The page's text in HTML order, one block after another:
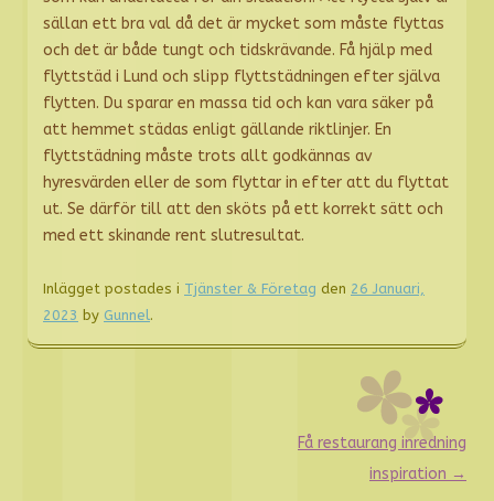
sällan ett bra val då det är mycket som måste flyttas
och det är både tungt och tidskrävande. Få hjälp med
flyttstäd i Lund och slipp flyttstädningen efter själva
flytten. Du sparar en massa tid och kan vara säker på
att hemmet städas enligt gällande riktlinjer. En
flyttstädning måste trots allt godkännas av
hyresvärden eller de som flyttar in efter att du flyttat
ut. Se därför till att den sköts på ett korrekt sätt och
med ett skinande rent slutresultat.
Inlägget postades i Tjänster & Företag den 26 Januari,
2023 by Gunnel.
Få restaurang inredning
inspiration →